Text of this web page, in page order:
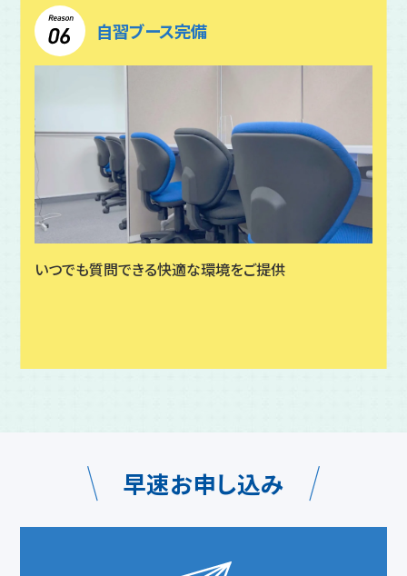
自習ブース完備
いつでも質問できる快適な環境をご提供
早速お申し込み